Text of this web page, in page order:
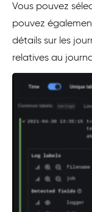
Vous pouvez
pouvez
détails sur les
relatives au